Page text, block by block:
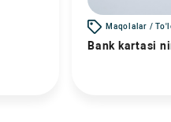
Maqolalar /
Bank kartasi